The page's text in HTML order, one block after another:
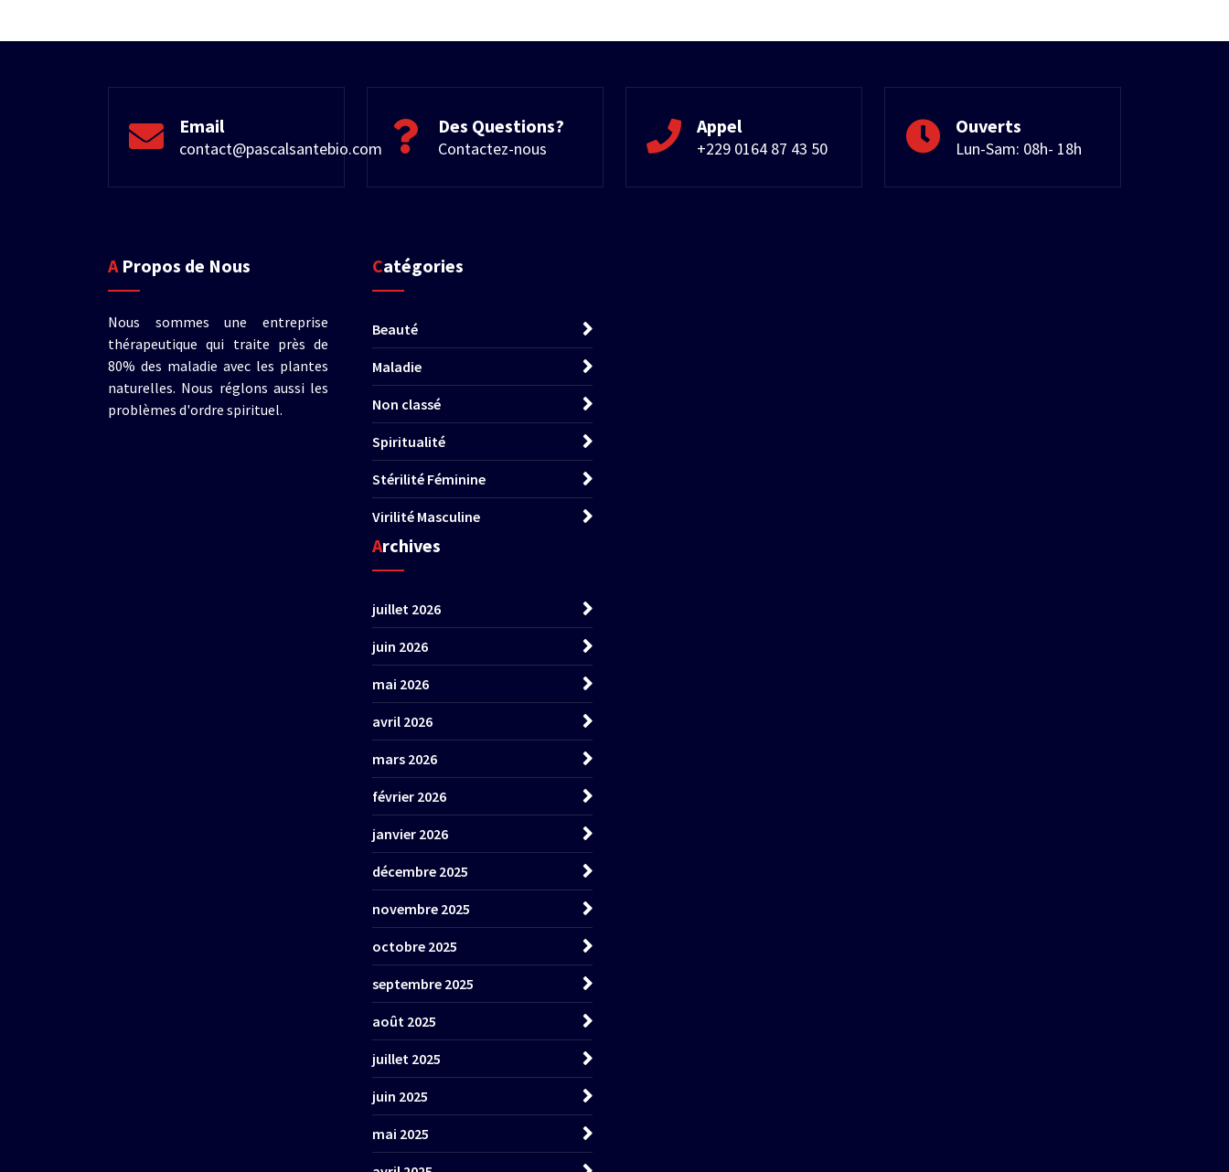
Email
contact@pascalsantebio.com
Des Questions?
Contactez-nous
Appel
+229 0164 87 43 50
Ouverts
Lun-Sam: 08h- 18h
A Propos de Nous
Nous sommes une entreprise
thérapeutique qui traite près de
80% des maladie avec les plantes
naturelles. Nous réglons aussi les
problèmes d'ordre spirituel.
Catégories
Beauté
Maladie
Non classé
Spiritualité
Stérilité Féminine
Virilité Masculine
Archives
juillet 2026
juin 2026
mai 2026
avril 2026
mars 2026
février 2026
janvier 2026
décembre 2025
novembre 2025
octobre 2025
septembre 2025
août 2025
juillet 2025
juin 2025
mai 2025